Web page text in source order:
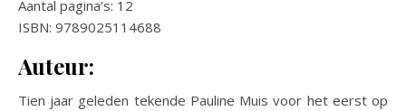
Aantal pagina’s: 12
ISBN: 9789025114688
Auteur:
Tien jaar geleden tekende Pauline Muis voor het eerst op